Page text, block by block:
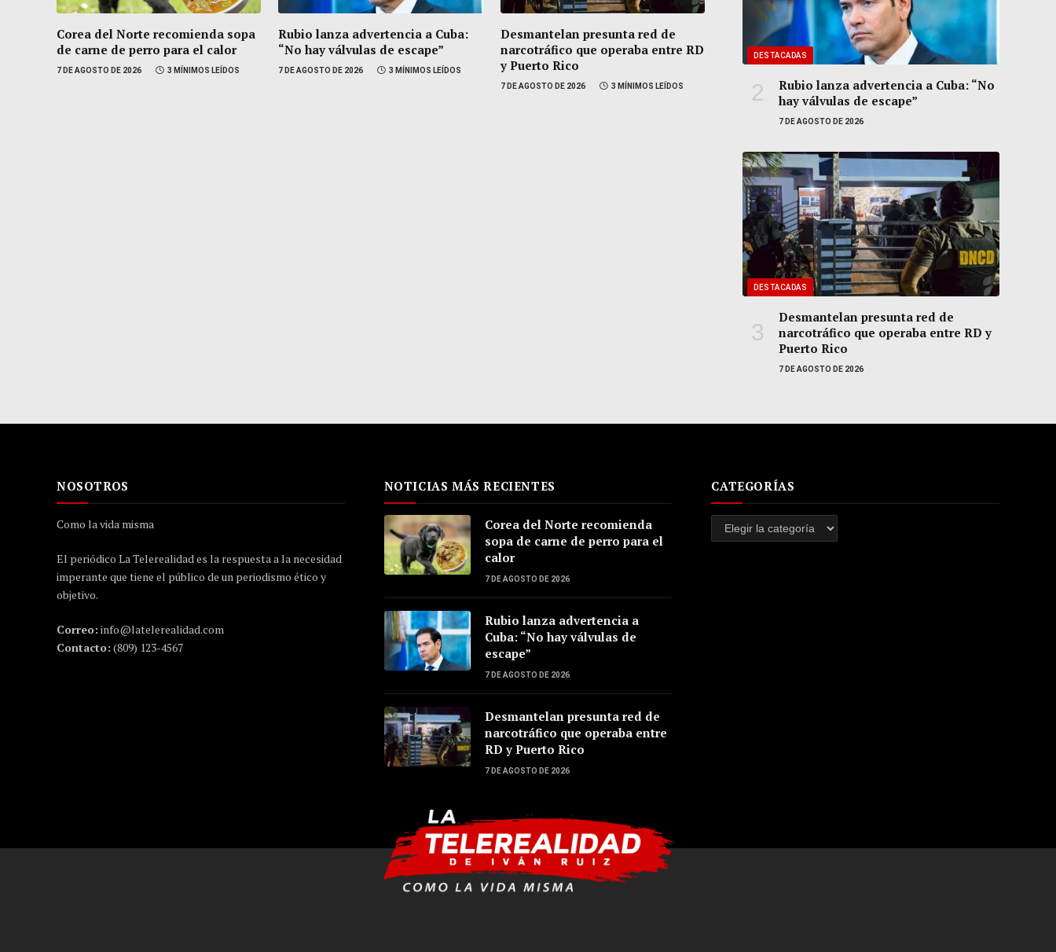
Corea del Norte recomienda sopa
de carne de perro para el calor
7 DE AGOSTO DE 2026 3 MÍNIMOS LEÍDOS
Rubio lanza advertencia a Cuba:
“No hay válvulas de escape”
7 DE AGOSTO DE 2026 3 MÍNIMOS LEÍDOS
Desmantelan presunta red de
narcotráfico que operaba entre RD
y Puerto Rico
7 DE AGOSTO DE 2026 3 MÍNIMOS LEÍDOS
DESTACADAS
Rubio lanza advertencia a Cuba: “No
hay válvulas de escape”
7 DE AGOSTO DE 2026
DESTACADAS
Desmantelan presunta red de
narcotráfico que operaba entre RD y
Puerto Rico
7 DE AGOSTO DE 2026
NOSOTROS
Como la vida misma
El periódico La Telerealidad es la respuesta a la necesidad
imperante que tiene el público de un periodismo ético y
objetivo.
Correo: info@latelerealidad.com
Contacto: (809) 123-4567
NOTICIAS MÁS RECIENTES
Corea del Norte recomienda
sopa de carne de perro para el
calor
7 DE AGOSTO DE 2026
Rubio lanza advertencia a
Cuba: “No hay válvulas de
escape”
7 DE AGOSTO DE 2026
Desmantelan presunta red de
narcotráfico que operaba entre
RD y Puerto Rico
7 DE AGOSTO DE 2026
CATEGORÍAS
Categorías